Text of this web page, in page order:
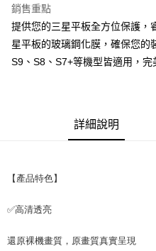
全家取貨付款
每筆NT$65，滿NT$690(含以上
付款後全家取貨
每筆NT$65，滿NT$690(含以上)
付款後7-11取貨
每筆NT$100，滿NT$990(含以上
銷售重點
提供您的三星平板全方位保護，
星平板的玻璃鋼化膜，確保您的
S9、S8、S7+等機型皆適用，完
詳細說明
【產品特色】
✅高清透亮
還原裸機畫質，原畫質真實呈現